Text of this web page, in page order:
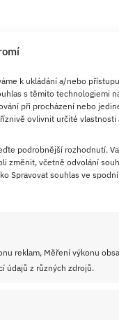
k ukládání a/nebo
s těmito technologiemi
při procházení nebo
ovlivnit určité vlastnosti
podrobnější rozhodnutí.
změnit, včetně odvolání
Spravovat souhlas ve
reklam, Měření výkonu
údajů z různých zdrojů.
asi
a
cukroví
nadchne příznivce